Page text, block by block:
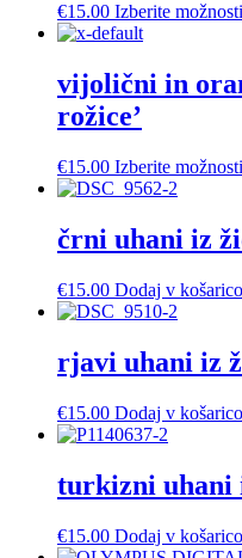
€15.00 Izberite možnosti
vijolični in
rožice’
€15.00 Izberite možnosti
črni uhani iz
€15.00 Dodaj v košarico
rjavi uhani iz
€15.00 Dodaj v košarico
turkizni uhani
€15.00 Dodaj v košarico